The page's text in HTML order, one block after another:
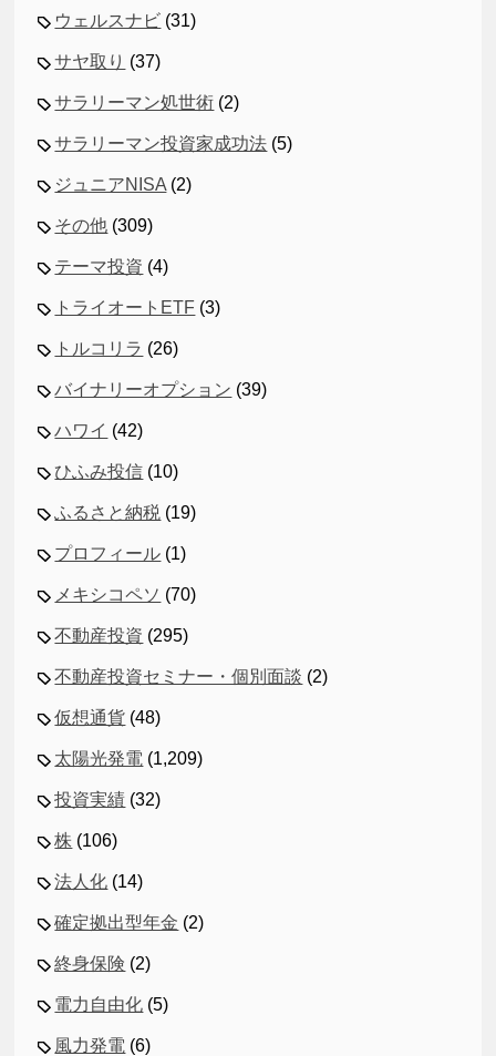
ウェルスナビ (31)
サヤ取り (37)
サラリーマン処世術 (2)
サラリーマン投資家成功法 (5)
ジュニアNISA (2)
その他 (309)
テーマ投資 (4)
トライオートETF (3)
トルコリラ (26)
バイナリーオプション (39)
ハワイ (42)
ひふみ投信 (10)
ふるさと納税 (19)
プロフィール (1)
メキシコペソ (70)
不動産投資 (295)
不動産投資セミナー・個別面談 (2)
仮想通貨 (48)
太陽光発電 (1,209)
投資実績 (32)
株 (106)
法人化 (14)
確定拠出型年金 (2)
終身保険 (2)
電力自由化 (5)
風力発電 (6)